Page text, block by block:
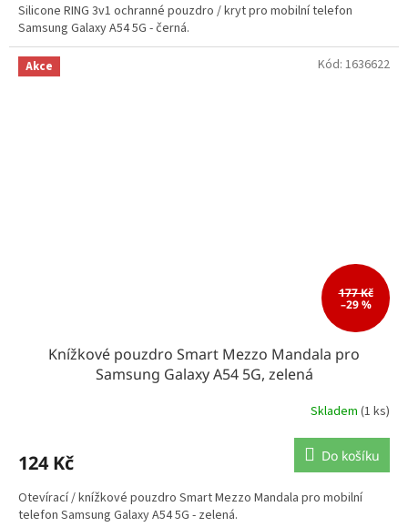
Silicone RING 3v1 ochranné pouzdro / kryt pro mobilní telefon
Samsung Galaxy A54 5G - černá.
Akce
177 Kč
–29 %
Knížkové pouzdro Smart Mezzo Mandala pro
Samsung Galaxy A54 5G, zelená
Skladem (1 ks)
124 Kč Do košíku
Otevírací / knížkové pouzdro Smart Mezzo Mandala pro mobilní
telefon Samsung Galaxy A54 5G - zelená.
Kód: 1636622